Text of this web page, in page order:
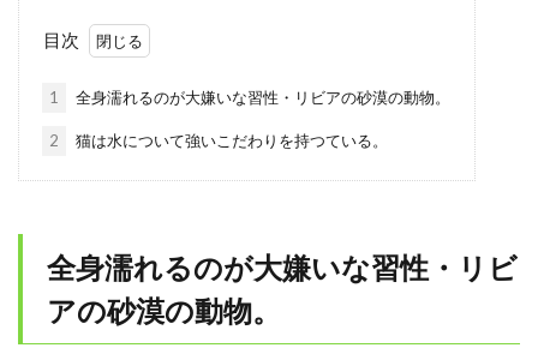
目次
1 全身濡れるのが大嫌いな習性・リビアの砂漠の動物。
2 猫は水について強いこだわりを持つている。
全身濡れるのが大嫌いな習性・ リビ
アの砂漠の動物。